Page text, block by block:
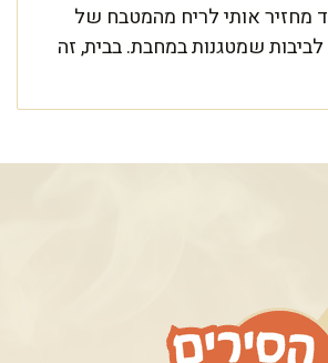
מחזיר אותי לריח מהמטבח של
שמטגנות במחבת. בבית, זה